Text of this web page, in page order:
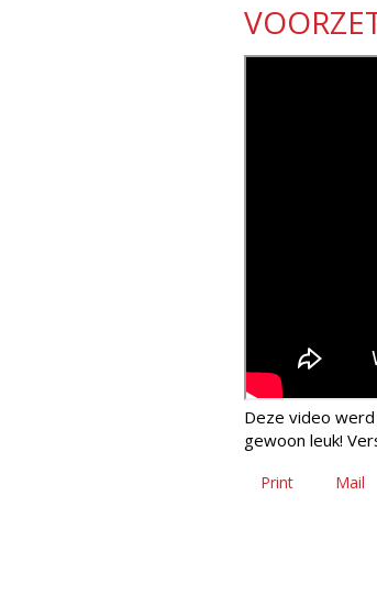
Deze video
gewoon leuk!
Print Mail